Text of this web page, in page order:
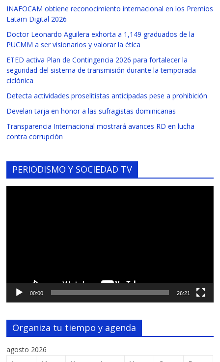
INAFOCAM obtiene reconocimiento internacional en los Premios
Latam Digital 2026
Doctor Leonardo Aguilera exhorta a 1,149 graduados de la
PUCMM a ser visionarios y valorar la ética
ETED activa Plan de Contingencia 2026 para fortalecer la
seguridad del sistema de transmisión durante la temporada
ciclónica
Detecta actividades proselitistas anticipadas pese a prohibición
Develan tarja en honor a las sufragistas dominicanas
Transparencia Internacional mostrará avances RD en lucha
contra corrupción
PERIODISMO Y SOCIEDAD TV
00:00 26:21
Organiza tu tiempo y agenda
agosto 2026